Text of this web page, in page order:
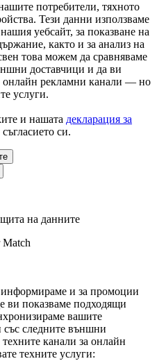
потребители, тяхното
Тези данни използваме
уебсайт, за показване на
както и за анализ на
това можем да сравняваме
доставчици и да ви
онлайн рекламни канали — но
услуги.
и нашата декларация за
си.
на данните
Match
и за промоции
ви показваме подходящи
вашите
следните външни
канали за онлайн
техните услуги: